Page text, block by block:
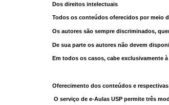
Dos direitos intelectuais
Todos os conteúdos oferecidos por meio
Os autores são sempre discriminados,
De sua parte os autores não devem
Em todos os casos, cabe exclusivamente
Oferecimento dos conteúdos e
O serviço de e-Aulas USP permite três